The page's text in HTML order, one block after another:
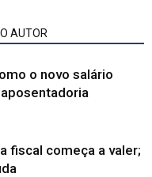
AUTOR
o novo salário
fiscal começa a valer;